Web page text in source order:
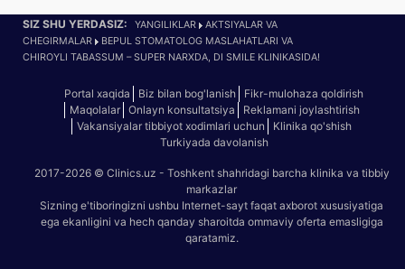
SIZ SHU YERDASIZ: YANGILIKLAR
AKTSIYALAR VA
CHEGIRMALAR
BEPUL STOMATOLOG MASLAHATLARI VA
CHIROYLI TABASSUM – SUPER NARXDA, DI SMILE KLINIKASIDA!
Portal xaqida Biz bilan bog'lanish
Fikr-mulohaza qoldirish
Maqolalar
Onlayn konsultatsiya
Reklamani joylashtirish
Vakansiyalar tibbiyot xodimlari uchun
Klinika qo'shish
Turkiyada davolanish
2017-2026 © Clinics.uz - Toshkent shahridagi barcha klinika va tibbiy
markazlar
Sizning e'tiboringizni ushbu Internet-sayt faqat axborot xususiyatiga
ega ekanligini va hech qanday sharoitda ommaviy oferta emasligiga
qaratamiz.